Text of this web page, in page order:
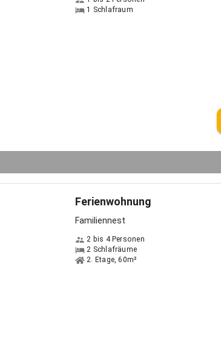
1 Schlafraum
Ferienwohnung
Familiennest
2 bis 4 Personen
2 Schlafräume
2. Etage, 60m²